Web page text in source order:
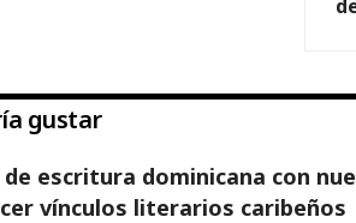
gustar
escritura dominicana con
vínculos literarios caribeños